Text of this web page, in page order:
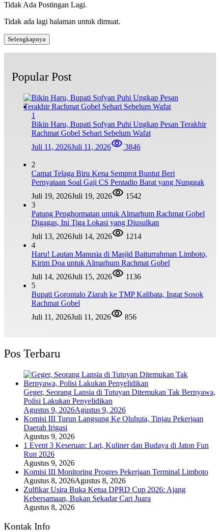
Tidak Ada Postingan Lagi.
Tidak ada lagi halaman untuk dimuat.
Selengkapnya
Popular Post
1
Bikin Haru, Bupati Sofyan Puhi Ungkap Pesan Terakhir
Rachmat Gobel Sehari Sebelum Wafat
Juli 11, 2026Juli 11, 2026 3846
2
Camat Telaga Biru Kena Semprot Buntut Beri
Pernyataan Soal Gaji CS Pentadio Barat yang Nunggak
Juli 19, 2026Juli 19, 2026
1542
3
Patung Penghormatan untuk Almarhum Rachmat Gobel
Digagas, Ini Tiga Lokasi yang Diusulkan
Juli 13, 2026Juli 14, 2026
1214
4
Haru! Lautan Manusia di Masjid Baiturrahman Limboto,
Kirim Doa untuk Almarhum Rachmat Gobel
Juli 14, 2026Juli 15, 2026
1136
5
Bupati Gorontalo Ziarah ke TMP Kalibata, Ingat Sosok
Rachmat Gobel
Juli 11, 2026Juli 11, 2026 856
Pos Terbaru
Geger, Seorang Lansia di Tutuyan Ditemukan Tak Bernyawa,
Polisi Lakukan Penyelidikan
Agustus 9, 2026Agustus 9, 2026
Komisi III Turun Langsung Ke Oluhuta, Tinjau Pekerjaan
Daerah Irigasi
Agustus 9, 2026
1 Event 3 Keseruan: Lari, Kuliner dan Budaya di Jaton Fun
Run 2026
Agustus 9, 2026
Komisi III Monitoring Progres Pekerjaan Terminal Limboto
Agustus 8, 2026Agustus 8, 2026
Zulfikar Usira Buka Ketua DPRD Cup 2026: Ajang
Kebersamaan, Bukan Sekadar Cari Juara
Agustus 8, 2026
Kontak Info